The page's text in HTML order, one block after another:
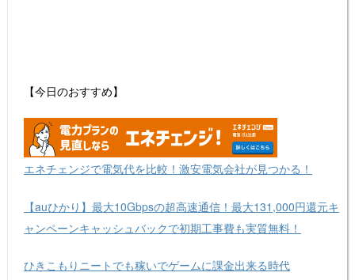
【今日のおすすめ】
エネチェンジで電気代を比較！激安電気会社が見つかる！
【auひかり】最大10Gbpsの超高速通信！最大131,000円還元キ
ャンペーンキャッシュバックで初期工事費も実質無料！
ひきこもりニートでも稼いでゲームに課金出来る時代